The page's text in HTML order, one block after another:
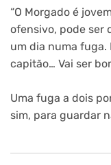
“O Morgado é
ofensivo, pode ser
um dia numa fuga.
capitão… Vai ser
Uma fuga a dois
sim, para guardar